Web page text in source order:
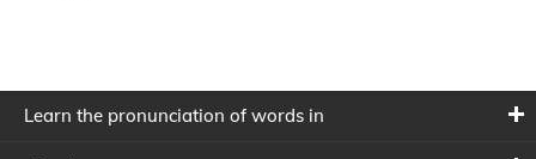
Learn the pronunciation of words in